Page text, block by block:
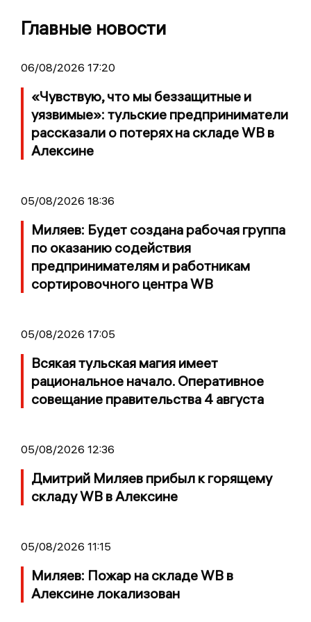
Главные новости
06/08/2026 17:20
«Чувствую, что мы беззащитные и
уязвимые»: тульские предприниматели
рассказали о потерях на складе WB в
Алексине
05/08/2026 18:36
Миляев: Будет создана рабочая группа
по оказанию содействия
предпринимателям и работникам
сортировочного центра WB
05/08/2026 17:05
Всякая тульская магия имеет
рациональное начало. Оперативное
совещание правительства 4 августа
05/08/2026 12:36
Дмитрий Миляев прибыл к горящему
складу WB в Алексине
05/08/2026 11:15
Миляев: Пожар на складе WB в
Алексине локализован